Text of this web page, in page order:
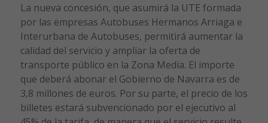
La nueva concesión, que asumirá la UTE formada
por las empresas Autobuses Hermanos Arriaga e
Interurbana de Autobuses, permitirá aumentar la
calidad del servicio y ampliar la oferta de
transporte público en la Zona Media. El importe
que deberá abonar el Gobierno de Navarra es de
3,8 millones de euros. Por su parte, el precio de los
billetes estará subvencionado por el ejecutivo al